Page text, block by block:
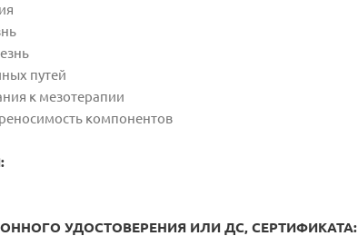
путей
к мезотерапии
компонентов
УДОСТОВЕРЕНИЯ ИЛИ ДС, СЕРТИФИКАТА: